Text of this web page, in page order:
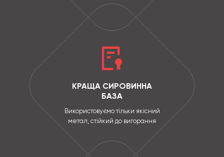
КРАЩА СИРОВИННА
БАЗА
Використовуємо тільки якісний
метал, стійкий до вигорання